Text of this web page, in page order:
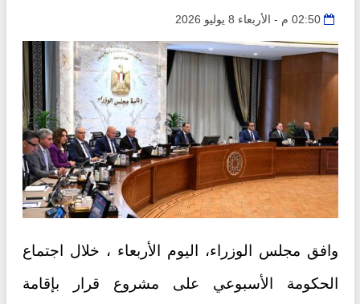
02:50 م - الأربعاء 8 يوليو 2026
وافق مجلس الوزراء، اليوم الأربعاء ، خلال اجتماع
الحكومة الأسبوعي على مشروع قرار بإقامة